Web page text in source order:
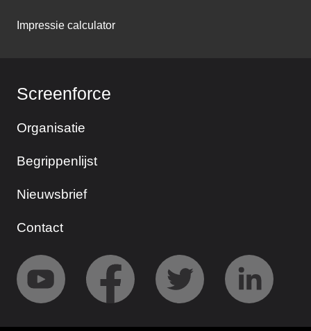
Impressie calculator
Screenforce
Organisatie
Begrippenlijst
Nieuwsbrief
Contact